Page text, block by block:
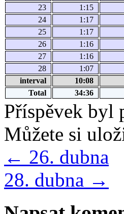
23
1:15
24
1:17
25
1:17
26
1:16
27
1:16
28
1:07
interval
10:08
Total
34:36
Příspěvek
Můžete si
← 26. dubna
28. dubna →